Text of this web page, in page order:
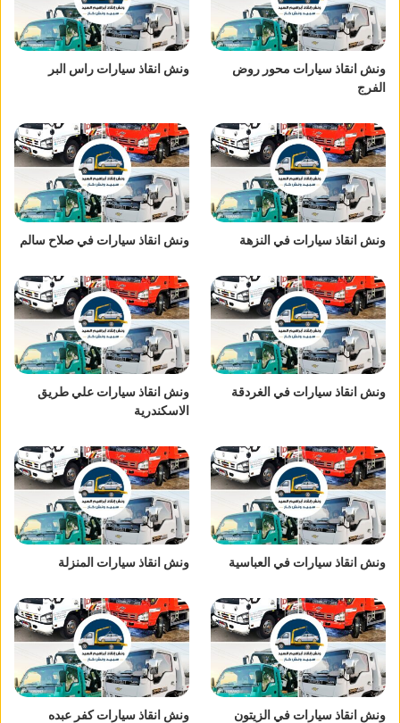
ونش انقاذ سيارات محور روض
الفرج
ونش انقاذ سيارات راس البر
ونش انقاذ سيارات في النزهة ونش انقاذ سيارات في صلاح سالم
ونش انقاذ سيارات في الغردقة
ونش انقاذ سيارات علي طريق
الاسكندرية
ونش انقاذ سيارات في العباسية ونش انقاذ سيارات المنزلة
ونش انقاذ سيارات في الزيتون ونش انقاذ سيارات كفر عبده